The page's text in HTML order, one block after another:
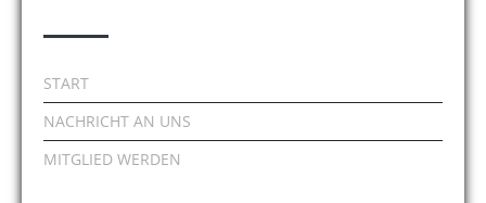
START
NACHRICHT AN UNS
MITGLIED WERDEN